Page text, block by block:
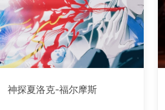
神探夏洛克-福尔摩斯